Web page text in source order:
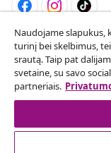
Sutarties
Pateikite
Naudojame slapukus,
turinį bei skelbimus,
srautą. Taip pat
svetaine, su savo
partneriais.